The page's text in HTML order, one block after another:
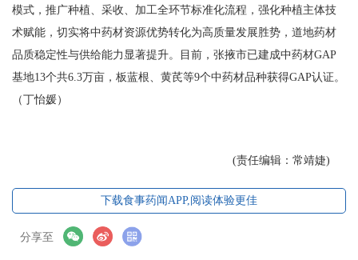
模式，推广种植、采收、加工全环节标准化流程，强化种植主体技
术赋能，切实将中药材资源优势转化为高质量发展胜势，道地药材
品质稳定性与供给能力显著提升。目前，张掖市已建成中药材GAP
基地13个共6.3万亩，板蓝根、黄芪等9个中药材品种获得GAP认证。
（丁怡媛）
(责任编辑：常靖婕)
下载食事药闻APP,阅读体验更佳
分享至